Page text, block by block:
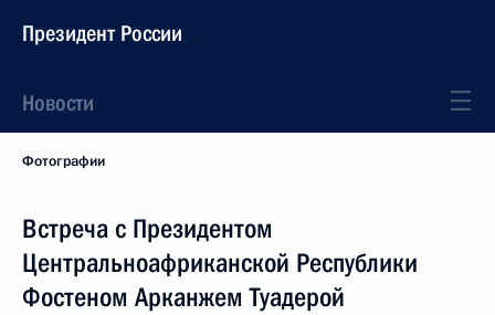
Президент России
Новости
Фотографии
Встреча с Президентом
Центральноафриканской Республики
Фостеном Арканжем Туадерой